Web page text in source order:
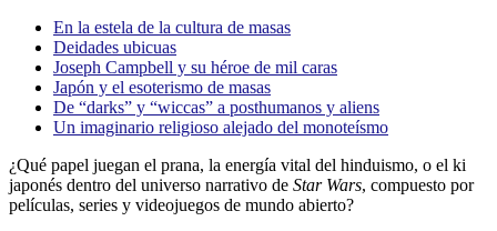
En la estela de la cultura de masas
Deidades ubicuas
Joseph Campbell y su héroe de mil caras
Japón y el esoterismo de masas
De “darks” y “wiccas” a posthumanos y aliens
Un imaginario religioso alejado del monoteísmo
¿Qué papel juegan el prana, la energía vital del hinduismo, o el ki
japonés dentro del universo narrativo de Star Wars, compuesto por
películas, series y videojuegos de mundo abierto?